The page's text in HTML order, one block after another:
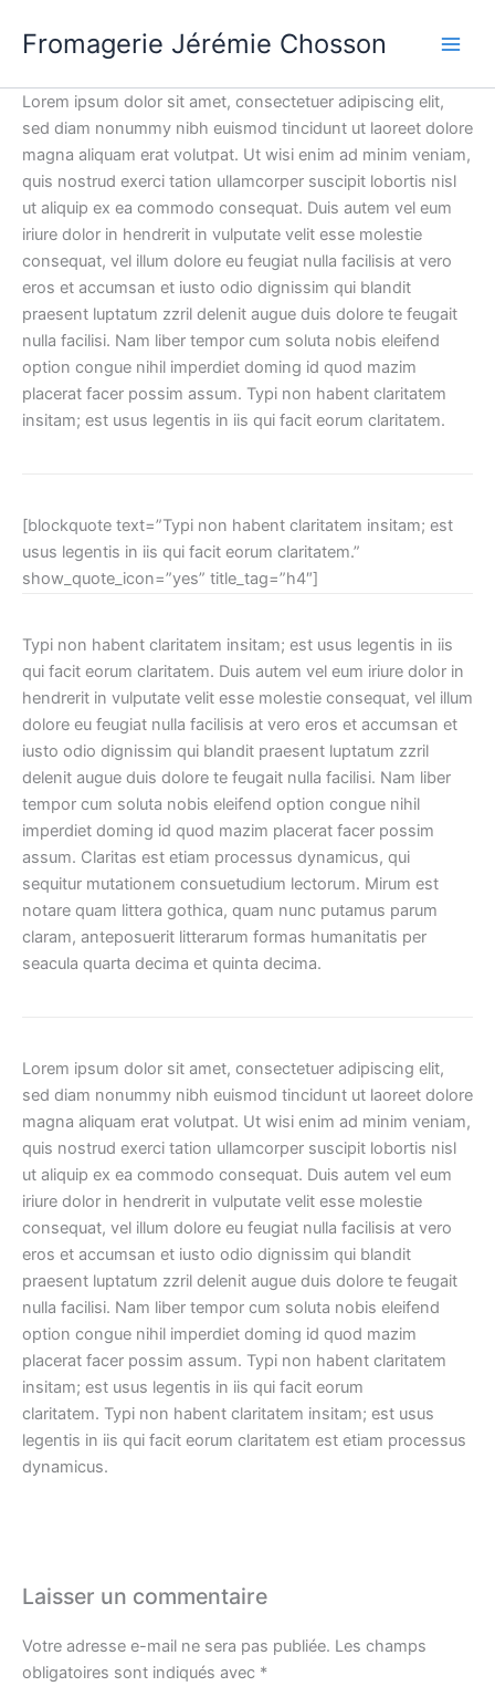
Fromagerie Jérémie Chosson
Lorem ipsum dolor sit amet, consectetuer adipiscing elit,
sed diam nonummy nibh euismod tincidunt ut laoreet dolore
magna aliquam erat volutpat. Ut wisi enim ad minim veniam,
quis nostrud exerci tation ullamcorper suscipit lobortis nisl
ut aliquip ex ea commodo consequat. Duis autem vel eum
iriure dolor in hendrerit in vulputate velit esse molestie
consequat, vel illum dolore eu feugiat nulla facilisis at vero
eros et accumsan et iusto odio dignissim qui blandit
praesent luptatum zzril delenit augue duis dolore te feugait
nulla facilisi. Nam liber tempor cum soluta nobis eleifend
option congue nihil imperdiet doming id quod mazim
placerat facer possim assum. Typi non habent claritatem
insitam; est usus legentis in iis qui facit eorum claritatem.
[blockquote text=”Typi non habent claritatem insitam; est
usus legentis in iis qui facit eorum claritatem.”
show_quote_icon=”yes” title_tag=”h4″]
Typi non habent claritatem insitam; est usus legentis in iis
qui facit eorum claritatem. Duis autem vel eum iriure dolor in
hendrerit in vulputate velit esse molestie consequat, vel illum
dolore eu feugiat nulla facilisis at vero eros et accumsan et
iusto odio dignissim qui blandit praesent luptatum zzril
delenit augue duis dolore te feugait nulla facilisi. Nam liber
tempor cum soluta nobis eleifend option congue nihil
imperdiet doming id quod mazim placerat facer possim
assum. Claritas est etiam processus dynamicus, qui
sequitur mutationem consuetudium lectorum. Mirum est
notare quam littera gothica, quam nunc putamus parum
claram, anteposuerit litterarum formas humanitatis per
seacula quarta decima et quinta decima.
Lorem ipsum dolor sit amet, consectetuer adipiscing elit,
sed diam nonummy nibh euismod tincidunt ut laoreet dolore
magna aliquam erat volutpat. Ut wisi enim ad minim veniam,
quis nostrud exerci tation ullamcorper suscipit lobortis nisl
ut aliquip ex ea commodo consequat. Duis autem vel eum
iriure dolor in hendrerit in vulputate velit esse molestie
consequat, vel illum dolore eu feugiat nulla facilisis at vero
eros et accumsan et iusto odio dignissim qui blandit
praesent luptatum zzril delenit augue duis dolore te feugait
nulla facilisi. Nam liber tempor cum soluta nobis eleifend
option congue nihil imperdiet doming id quod mazim
placerat facer possim assum. Typi non habent claritatem
insitam; est usus legentis in iis qui facit eorum
claritatem. Typi non habent claritatem insitam; est usus
legentis in iis qui facit eorum claritatem est etiam processus
dynamicus.
Laisser un commentaire
Votre adresse e-mail ne sera pas publiée. Les champs
obligatoires sont indiqués avec *